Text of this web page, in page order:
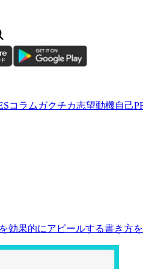
コラム ガクチカ志望動機自己
効果的にアピールする書き方を